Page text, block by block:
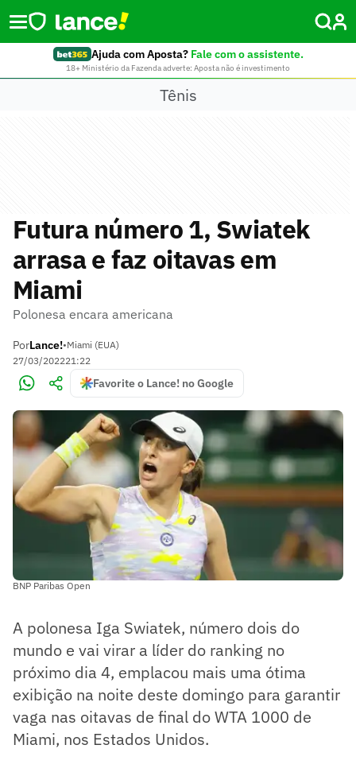
Ajuda com Aposta? Fale com o assistente.
18+ Ministério da Fazenda adverte: Aposta não é investimento
Tênis
Futura número 1, Swiatek
arrasa e faz oitavas em
Miami
Polonesa encara americana
PorLance!•Miami (EUA)
27/03/202221:22
Favorite o Lance! no Google
BNP Paribas Open
A polonesa Iga Swiatek, número dois do
mundo e vai virar a líder do ranking no
próximo dia 4, emplacou mais uma ótima
exibição na noite deste domingo para garantir
vaga nas oitavas de final do WTA 1000 de
Miami, nos Estados Unidos.